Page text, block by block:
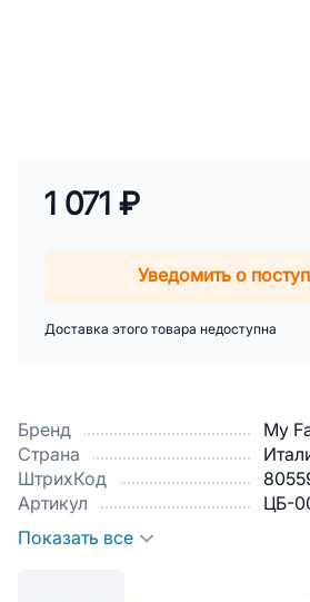
Бренд
My
Страна
ШтрихКод
Артикул
ЦБ-
Показать все
1 071 ₽
Уведомить о
Доставка этого товара недоступна